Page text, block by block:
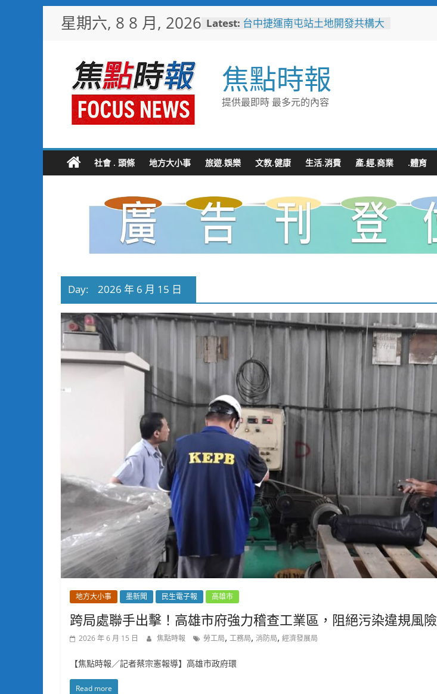
星期六, 8 8 月, 2026 Latest: 台中捷運南屯站土地開發共構大
送上「父親節」暖心祝福
守望相助的暖心守護 湖內警消
聯手破門化解獨居翁的危機
歡慶父親節！《台中通
捐「300萬」助熊本震災重建
焦點時報
提供最即時 最多元的內容
社會 . 頭條 地方大小事 旅遊.娛樂 文教.健康 生活.消費 產.經.商業 .體育
Day: 2026 年 6 月 15 日
地方大小事 墨新聞 民生電子報 高雄市
跨局處聯手出擊！高雄市府強力稽查工業區，阻絕污染違規風險
2026 年 6 月 15 日 焦點時報 勞工局, 工務局, 消防局, 經濟發展局
【焦點時報／記者蔡宗憲報導】高雄市政府環
Read more